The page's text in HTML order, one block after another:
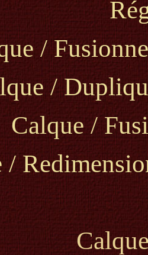
/
/
Calque /
/